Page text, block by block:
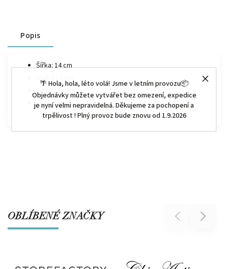
🌴 Hola, hola, léto volá! Jsme v letním provozu📦
Objednávky můžete vytvářet bez omezení, expedice
je nyní velmi nepravidelná. Děkujeme za pochopení a
trpělivost ! Plný provoz bude znovu od 1.9.2026
Popis
Šířka: 14 cm
Výška:22 cm
Barva: černá
Materiál: kov
OBLÍBENÉ ZNAČKY Previous Next